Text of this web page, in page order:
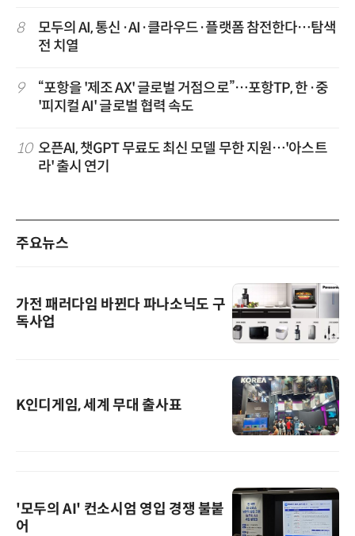
8
모두의 AI, 통신·AI·클라우드·플랫폼 참전한다…탐색
전 치열
9
“포항을 '제조 AX' 글로벌 거점으로”…포항TP, 한·중
'피지컬 AI' 글로벌 협력 속도
10 오픈AI, 챗GPT 무료도 최신 모델 무한 지원…'아스트
라' 출시 연기
주요뉴스
가전 패러다임 바뀐다 파나소닉도 구
독사업
K인디게임, 세계 무대 출사표
'모두의 AI' 컨소시엄 영입 경쟁 불붙
어